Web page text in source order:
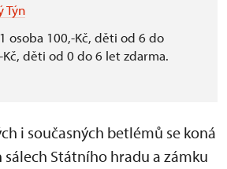
Týn
osoba 100,-Kč, děti od 6 do
Kč, děti od 0 do 6 let zdarma.
i současných betlémů se koná
Státního hradu a zámku